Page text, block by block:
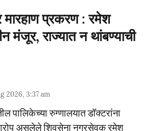
मारहाण प्रकरण : रमेश
मंजूर, राज्यात न थांबण्याची
2026, 3:37 am
पालिकेच्या रुग्णालयात डॉक्टरांना
असलेले शिवसेना नगरसेवक रमेश